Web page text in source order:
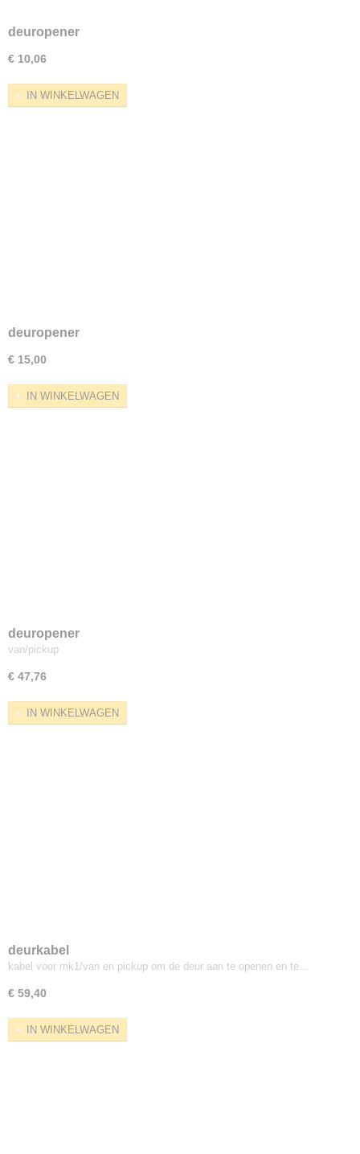
deuropener
€ 10,06
IN WINKELWAGEN
deuropener
€ 15,00
IN WINKELWAGEN
deuropener
van/pickup
€ 47,76
IN WINKELWAGEN
deurkabel
kabel voor mk1/van en pickup om de deur aan te openen en te…
€ 59,40
IN WINKELWAGEN